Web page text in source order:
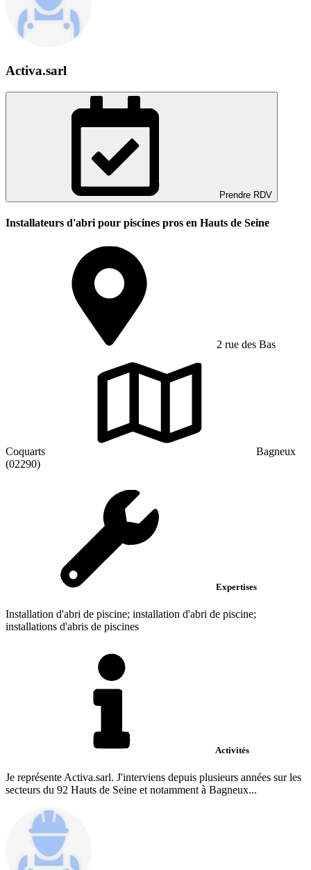
Activa.sarl
Prendre RDV
Installateurs d'abri pour piscines pros en Hauts de Seine
2 rue des Bas
Coquarts
Bagneux
(02290)
Expertises
Installation d'abri de piscine; installation d'abri de piscine;
installations d'abris de piscines
Activités
Je représente Activa.sarl. J'interviens depuis plusieurs années sur les
secteurs du 92 Hauts de Seine et notamment à Bagneux...